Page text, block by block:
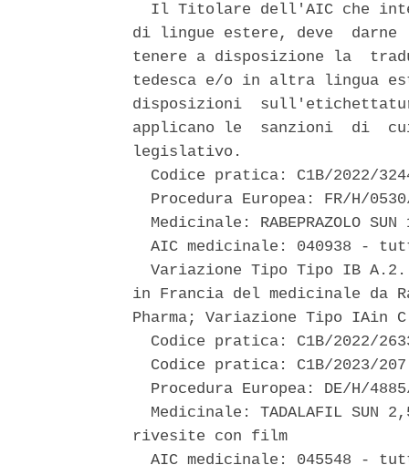
Il Titolare dell'AIC che
di lingue estere, deve  darne
tenere a disposizione la
tedesca e/o in altra lingua
disposizioni
applicano le  sanzioni  di
legislativo.
Codice pratica: C1B/2022/
Procedura Europea: FR/H/
Medicinale: RABEPRAZOLO
AIC medicinale: 040938 -
Variazione Tipo Tipo IB
in Francia del medicinale da
Pharma; Variazione Tipo IAin
Codice pratica: C1B/2022/
Codice pratica: C1B/2023/
Procedura Europea: DE/H/
Medicinale: TADALAFIL SUN
rivesite con film
AIC medicinale: 045548 -